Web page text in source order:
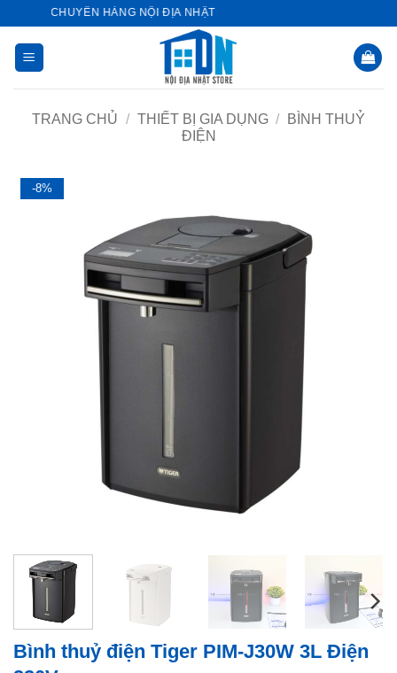
dung
- CHUYÊN HÀNG NỘI ĐỊA NHẬT
TRANG CHỦ / THIẾT BỊ GIA DỤNG /
BÌNH THUỶ
ĐIỆN
-8%
Bình thuỷ điện Tiger PIM-J30W 3L Điện